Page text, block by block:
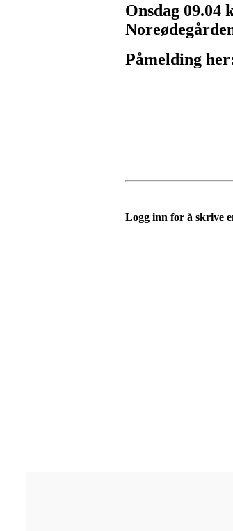
Onsdag
Påmelding
Logg inn for å skrive